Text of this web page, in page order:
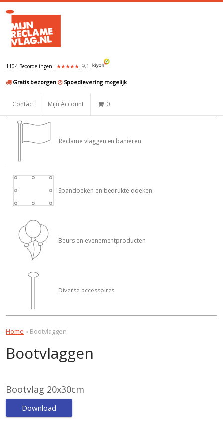
1104 Beoordelingen | ★★★★★ 9.1
Gratis bezorgen Spoedlevering mogelijk
Contact Mijn Account 0
Reclame vlaggen en banieren
Spandoeken en bedrukte doeken
Beurs en evenementproducten
Diverse accessoires
Home » Bootvlaggen
Bootvlaggen
Bootvlag 20x30cm
Download